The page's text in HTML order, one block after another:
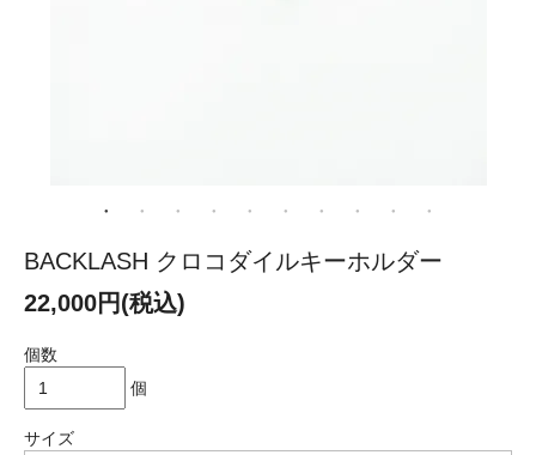
BACKLASH クロコダイルキーホルダー
22,000円(税込)
個数
個
サイズ